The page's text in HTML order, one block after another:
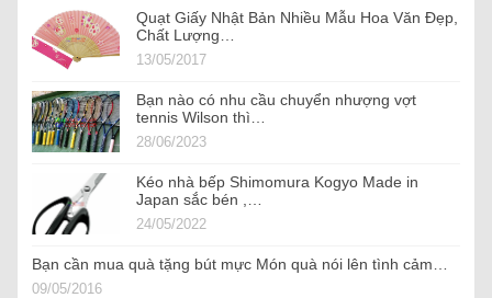
Quạt Giấy Nhật Bản Nhiều Mẫu Hoa Văn Đẹp,
Chất Lượng…
13/05/2017
Bạn nào có nhu cầu chuyển nhượng vợt
tennis Wilson thì…
28/06/2023
Kéo nhà bếp Shimomura Kogyo Made in
Japan sắc bén ,…
24/05/2022
Bạn cần mua quà tặng bút mực Món quà nói lên tình cảm…
09/05/2016